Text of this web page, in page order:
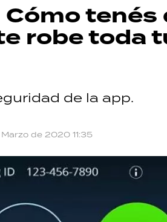
Cómo tenés
robe toda
de la app.
de 2020 11:35